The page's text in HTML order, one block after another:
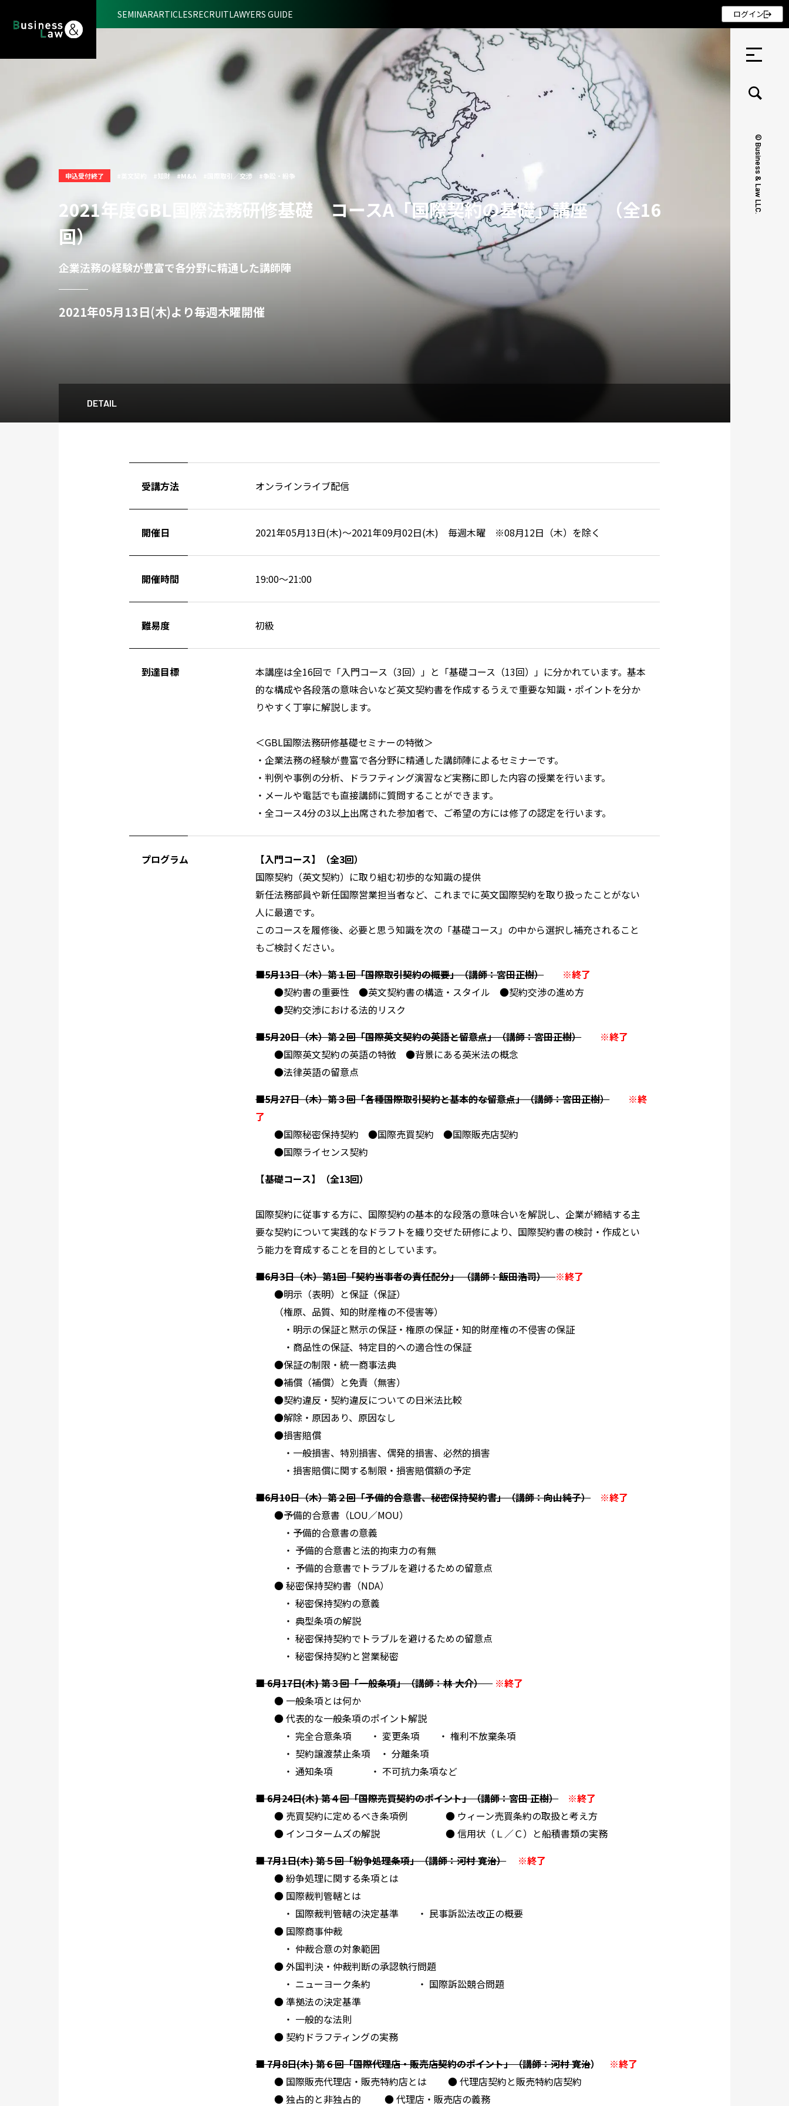
© Business & Law LLC.
セミナー ・ 記事
セミナー
記事
SEMINARARTICLESRECRUITLAWYERS GUIDE ログイン
申込受付終了 #知財 #M&A #国際取引／交渉 #争訟・紛争
2021年度GBL国際法務研修基礎 コースA「国際契約の基礎」講座 （全16
回）
企業法務の経験が豊富で各分野に精通した講師陣
2021年05月13日(木)より毎週木曜開催
DETAIL
受講方法 オンラインライブ配信
開催日 2021年05月13日(木)～2021年09月02日(木) 毎週木曜 ※08月12日（木）を除く
開催時間 19:00～21:00
難易度 初級
到達目標
本講座は全16回で「入門コース（3回）」と「基礎コース（13回）」に分かれています。基本
的な構成や各段落の意味合いなど英文契約書を作成するうえで重要な知識・ポイントを分か
りやすく丁寧に解説します。
＜GBL国際法務研修基礎セミナーの特徴＞
・企業法務の経験が豊富で各分野に精通した講師陣によるセミナーです。
・判例や事例の分析、ドラフティング演習など実務に即した内容の授業を行います。
・メールや電話でも直接講師に質問することができます。
・全コース4分の3以上出席された参加者で、ご希望の方には修了の認定を行います。
プログラム
【入門コース】（全3回）
国際契約（英文契約）に取り組む初歩的な知識の提供
新任法務部員や新任国際営業担当者など、これまでに英文国際契約を取り扱ったことがない
人に最適です。
このコースを履修後、必要と思う知識を次の「基礎コース」の中から選択し補充されること
もご検討ください。
■5月13日（木）第１回「国際取引契約の概要」（講師：宮田正樹）
※終了
●契約書の重要性 ●英文契約書の構造・スタイル ●契約交渉の進め方
●契約交渉における法的リスク
■5月20日（木）第２回「国際英文契約の英語と留意点」（講師：宮田正樹）
※終了
●国際英文契約の英語の特徴 ●背景にある英米法の概念
●法律英語の留意点
■5月27日（木）第３回「各種国際取引契約と基本的な留意点」（講師：宮田正樹）
※終
了
●国際秘密保持契約 ●国際売買契約 ●国際販売店契約
●国際ライセンス契約
【基礎コース】（全13回）
国際契約に従事する方に、国際契約の基本的な段落の意味合いを解説し、企業が締結する主
要な契約について実践的なドラフトを織り交ぜた研修により、国際契約書の検討・作成とい
う能力を育成することを目的としています。
■6月3日（木）第1回「契約当事者の責任配分」 （講師：飯田浩司）※終了
●明示（表明）と保証（保証）
（権原、品質、知的財産権の不侵害等）
・明示の保証と黙示の保証・権原の保証・知的財産権の不侵害の保証
・商品性の保証、特定目的への適合性の保証
●保証の制限・統一商事法典
●補償（補償）と免責（無害）
●契約違反・契約違反についての日米法比較
●解除・原因あり、原因なし
●損害賠償
・一般損害、特別損害、偶発的損害、必然的損害
・損害賠償に関する制限・損害賠償額の予定
■6月10日（木）第２回「予備的合意書、秘密保持契約書」（講師：向山純子）
※終了
●予備的合意書（LOU／MOU）
・予備的合意書の意義
・ 予備的合意書と法的拘束力の有無
・ 予備的合意書でトラブルを避けるための留意点
● 秘密保持契約書（NDA）
・ 秘密保持契約の意義
・ 典型条項の解説
・ 秘密保持契約でトラブルを避けるための留意点
・ 秘密保持契約と営業秘密
■ 6月17日(木) 第３回「一般条項」（講師：林 大介） ※終了
● 一般条項とは何か
● 代表的な一般条項のポイント解説
・ 完全合意条項 ・ 変更条項 ・ 権利不放棄条項
・ 契約譲渡禁止条項 ・ 分離条項
・ 通知条項 ・ 不可抗力条項など
■ 6月24日(木) 第４回「国際売買契約のポイント」（講師：宮田 正樹）
※終了
● 売買契約に定めるべき条項例 ● ウィーン売買条約の取扱と考え方
● インコタームズの解説 ● 信用状（Ｌ／Ｃ）と船積書類の実務
■ 7月1日(木) 第５回「紛争処理条項」（講師：河村 寛治）
※終了
● 紛争処理に関する条項とは
● 国際裁判管轄とは
・ 国際裁判管轄の決定基準 ・ 民事訴訟法改正の概要
● 国際商事仲裁
・ 仲裁合意の対象範囲
● 外国判決・仲裁判断の承認執行問題
・ ニューヨーク条約 ・ 国際訴訟競合問題
● 準拠法の決定基準
・ 一般的な法則
● 契約ドラフティングの実務
■ 7月8日(木) 第６回「国際代理店・販売店契約のポイント」（講師：河村 寛治） ※終了
● 国際販売代理店・販売特約店とは ● 代理店契約と販売特約店契約
● 独占的と非独占的 ● 代理店・販売店の義務